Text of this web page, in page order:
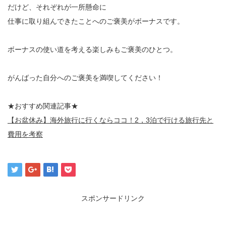
だけど、それぞれが一所懸命に
仕事に取り組んできたことへのご褒美がボーナスです。
ボーナスの使い道を考える楽しみもご褒美のひとつ。
がんばった自分へのご褒美を満喫してください！
★おすすめ関連記事★
【お盆休み】海外旅行に行くならココ！2，3泊で行ける旅行先と
費用を考察
スポンサードリンク